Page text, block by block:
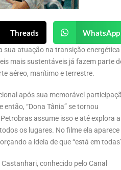
Threads WhatsApp
sua atuação na transição energética
mais sustentáveis já fazem parte
aéreo, marítimo e terrestre.
após sua memorável
“Dona Tânia” se tornou
assume isso e até explora a
os lugares. No filme ela aparece
a ideia de que “está em
conhecido pelo Canal